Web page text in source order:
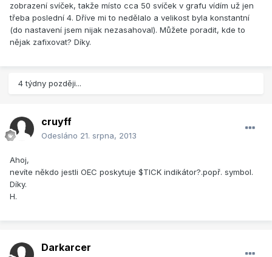
zobrazení svíček, takže místo cca 50 svíček v grafu vídím už jen
třeba poslední 4. Dříve mi to nedělalo a velikost byla konstantní
(do nastavení jsem nijak nezasahoval). Můžete poradit, kde to
nějak zafixovat? Díky.
4 týdny později...
cruyff
Odesláno 21. srpna, 2013
Ahoj,
nevíte někdo jestli OEC poskytuje $TICK indikátor?.popř. symbol.
Díky.
H.
Darkarcer